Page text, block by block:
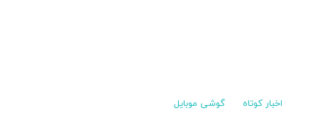
اخبار کوتاه گوشی موبایل